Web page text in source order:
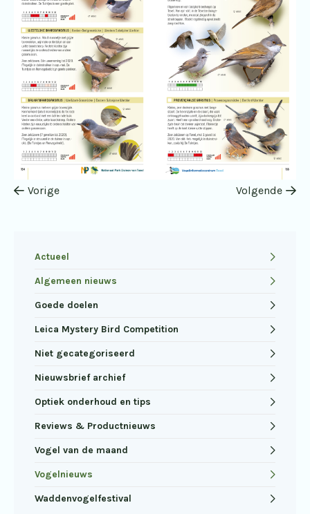
Actueel
Algemeen nieuws
Goede doelen
Leica Mystery Bird Competition
Niet gecategoriseerd
Nieuwsbrief archief
Optiek onderhoud en tips
Reviews & Productnieuws
Vogel van de maand
Vogelnieuws
Waddenvogelfestival
Vorige Volgende